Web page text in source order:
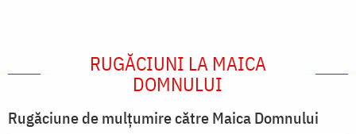
RUGĂCIUNI LA MAICA
DOMNULUI
Rugăciune de mulţumire către Maica Domnului